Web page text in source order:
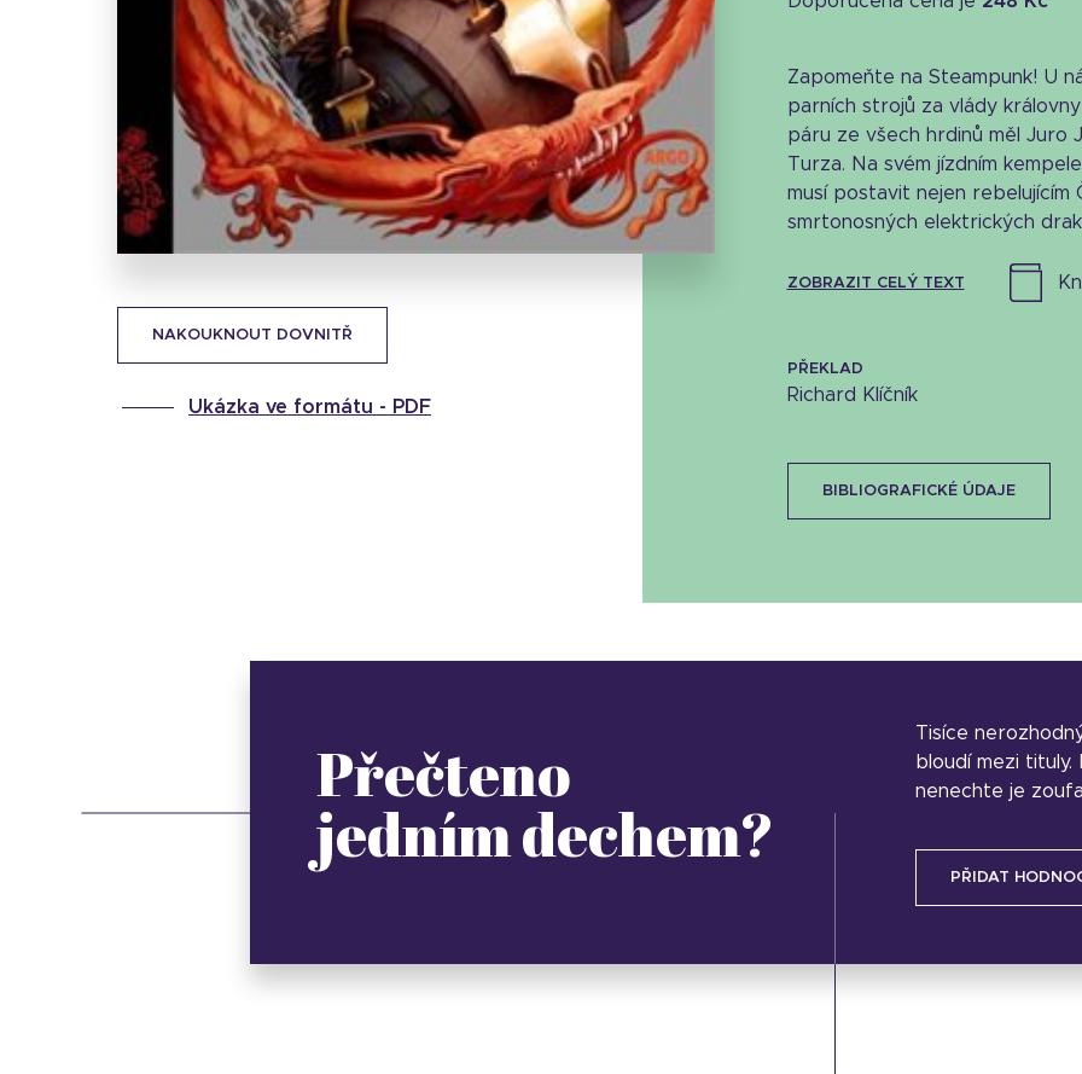
Stáhnout obálku
28.86 KB
NAKOUKNOUT DOVNITŘ
Ukázka ve formátu - PDF
Zapomeňte na Steampunk! U
parních strojů za vlády
páru ze všech hrdinů měl Juro
Turza. Na svém jízdním
musí postavit nejen rebelujícím
smrtonosných elektrických
ZOBRAZIT CELÝ TEXT
PŘEKLAD
Richard Klíčník
BIBLIOGRAFICKÉ ÚDAJE
Přečteno
jedním dechem?
Tisíce
bloudí mezi
nenechte je
PŘIDAT